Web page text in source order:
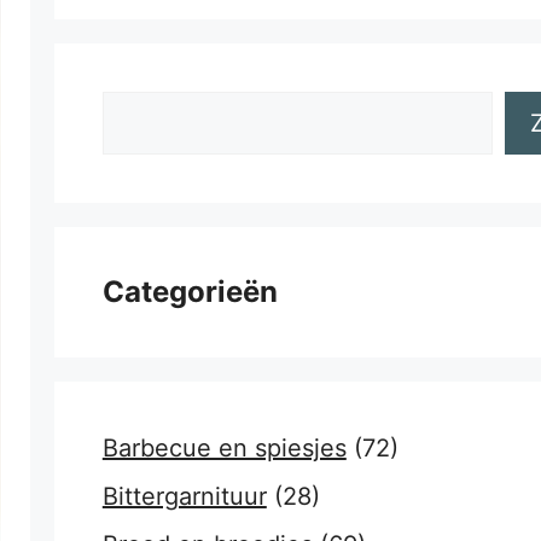
Categorieën
Barbecue en spiesjes(72)
Bittergarnituur(28)